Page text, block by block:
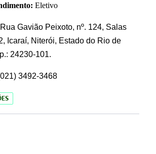
Eletivo
Rua Gavião Peixoto, nº. 124, Salas
Icaraí, Niterói, Estado do Rio de
24230-101.
3492-3468